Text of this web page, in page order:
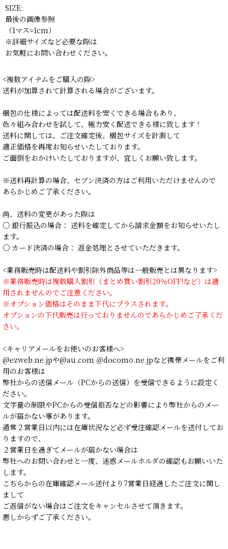
SIZE:
最後の画像参照
（1マス=1cm）
※詳細サイズなど必要な際は
お気軽にお問い合わせください。
<複数アイテムをご購入の際>
送料が加算されて計算される場合がございます。
梱包の仕様によっては配送料を安くできる場合もあり、
色々組み合わせを試して、極力安く配送できる様に致します！
送料に関しては、ご注文確定後、梱包サイズを計測して
適正価格を再度お知らせいたしております。
ご面倒をおかけいたしておりますが、宜しくお願い致します。
※送料再計算の場合、セブン決済の方はご利用いただけませんので
あらかじめご了承ください。
尚、送料の変更があった際は
○ 銀行振込の場合： 送料を確定してから請求金額をお知らせいたし
ます。
○ カード決済の場合： 返金処理とさせていただきます。
<業務販売時は配送料や割引除外商品等は一般販売とは異なります>
※業務販売時は複数購入割引（まとめ買い割引20％OFF!など）は適
用されませんのでご注意ください。
※オプション価格はそのまま下代にプラスされます。
オプションの下代販売は行っておりませんのであらかじめご了承くだ
さい。
<キャリアメールをお使いのお客様へ>
@ezweb.ne.jpや@au.com ＠docomo.ne.jpなど携帯メールをご利
用のお客様は
弊社からの送信メール（PCからの送信）を受信できるように設定く
ださい。
文字量の制限やPCからの受信拒否などの影響により弊社からのメー
ルが届かない事があります。
通常２営業日以内には在庫状況など必ず受注確認メールを送付してお
りますので、
２営業日を過ぎてメールが届かない場合は
弊社へのお問い合わせと一度、迷惑メールホルダの確認もお願いいた
します。
こちらからの在庫確認メール送付より7営業日経過したご注文に関し
まして
ご返信がない場合はご注文をキャンセルさせて頂きます。
悪しからずご了承ください。